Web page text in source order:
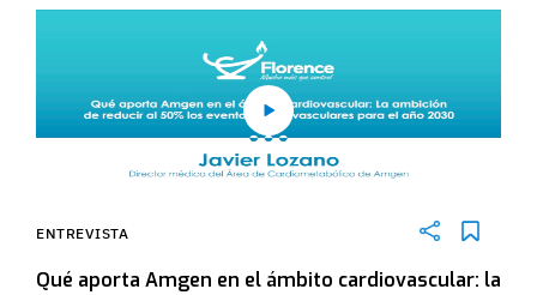
ENTREVISTA
Qué aporta Amgen en el ámbito cardiovascular: la